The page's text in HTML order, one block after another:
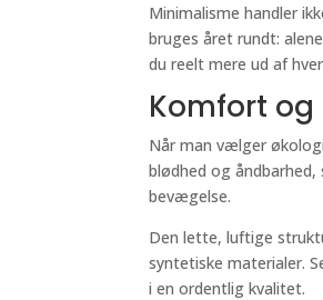
Minimalisme handler
bruges året rundt:
du reelt mere ud af
Komfort
Når man vælger
blødhed og
bevægelse.
Den lette, luftige
syntetiske materialer.
i en ordentlig kvalitet.